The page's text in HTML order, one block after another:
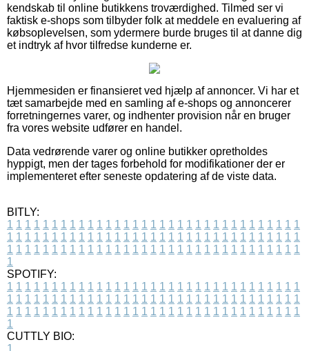
kendskab til online butikkens troværdighed. Tilmed ser vi
faktisk e-shops som tilbyder folk at meddele en evaluering af
købsoplevelsen, som ydermere burde bruges til at danne dig
et indtryk af hvor tilfredse kunderne er.
Hjemmesiden er finansieret ved hjælp af annoncer. Vi har et
tæt samarbejde med en samling af e-shops og annoncerer
forretningernes varer, og indhenter provision når en bruger
fra vores website udfører en handel.
Data vedrørende varer og online butikker opretholdes
hyppigt, men der tages forbehold for modifikationer der er
implementeret efter seneste opdatering af de viste data.
BITLY:
1 1 1 1 1 1 1 1 1 1 1 1 1 1 1 1 1 1 1 1 1 1 1 1 1 1 1 1 1 1 1 1 1
1 1 1 1 1 1 1 1 1 1 1 1 1 1 1 1 1 1 1 1 1 1 1 1 1 1 1 1 1 1 1 1 1
1 1 1 1 1 1 1 1 1 1 1 1 1 1 1 1 1 1 1 1 1 1 1 1 1 1 1 1 1 1 1 1 1
1
SPOTIFY:
1 1 1 1 1 1 1 1 1 1 1 1 1 1 1 1 1 1 1 1 1 1 1 1 1 1 1 1 1 1 1 1 1
1 1 1 1 1 1 1 1 1 1 1 1 1 1 1 1 1 1 1 1 1 1 1 1 1 1 1 1 1 1 1 1 1
1 1 1 1 1 1 1 1 1 1 1 1 1 1 1 1 1 1 1 1 1 1 1 1 1 1 1 1 1 1 1 1 1
1
CUTTLY BIO:
1